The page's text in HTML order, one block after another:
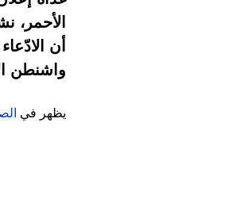
الأحمر،
أن
واشنطن
يظهر في